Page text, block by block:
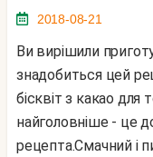
2018-08-21
Ви вирішили приготувати бісквітний торт? Вам
знадобиться цей
бісквіт з какао для
найголовніше - це
рецепта.Смачний і